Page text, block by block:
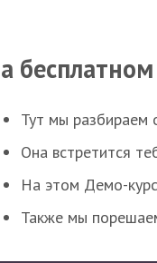
Тут мы разбираем
Она встретится
На этом Демо-
Также мы